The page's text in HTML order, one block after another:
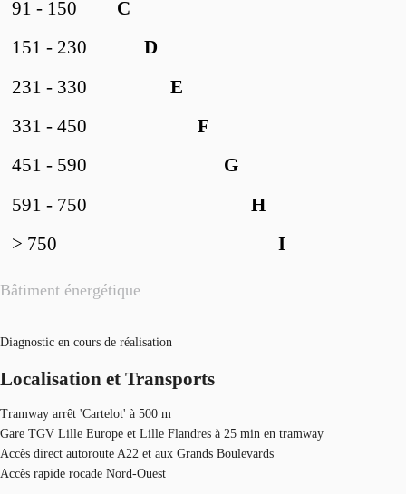
Bâtiment énergétique
C
91 - 150
D
151 - 230
E
231 - 330
F
331 - 450
G
451 - 590
H
591 - 750
I
> 750
Diagnostic en cours de réalisation
Localisation et Transports
Tramway arrêt 'Cartelot' à 500 m
Gare TGV Lille Europe et Lille Flandres à 25 min en tramway
Accès direct autoroute A22 et aux Grands Boulevards
Accès rapide rocade Nord-Ouest